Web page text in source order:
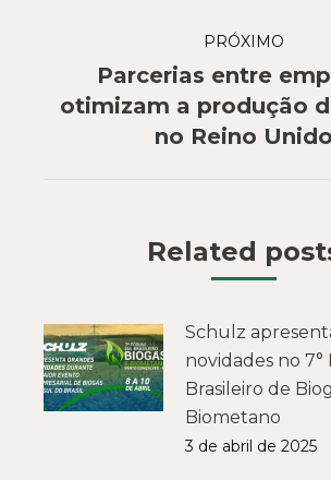
PRÓXIMO
Próximo
post:
Parcerias entre
otimizam a produção
no Reino Unido
Related
Schulz
novidades no 7°
Brasileiro de
Biometano
3 de abril de 2025